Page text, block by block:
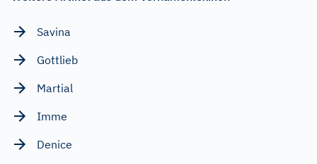
Savina
Gottlieb
Martial
Imme
Denice